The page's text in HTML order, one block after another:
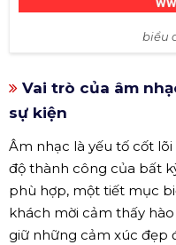
biểu
Vai trò của âm
sự kiện
Âm nhạc là yếu tố cốt
độ thành công của bất
phù hợp, một tiết mục
khách mời cảm thấy
giữ những cảm xúc đẹp